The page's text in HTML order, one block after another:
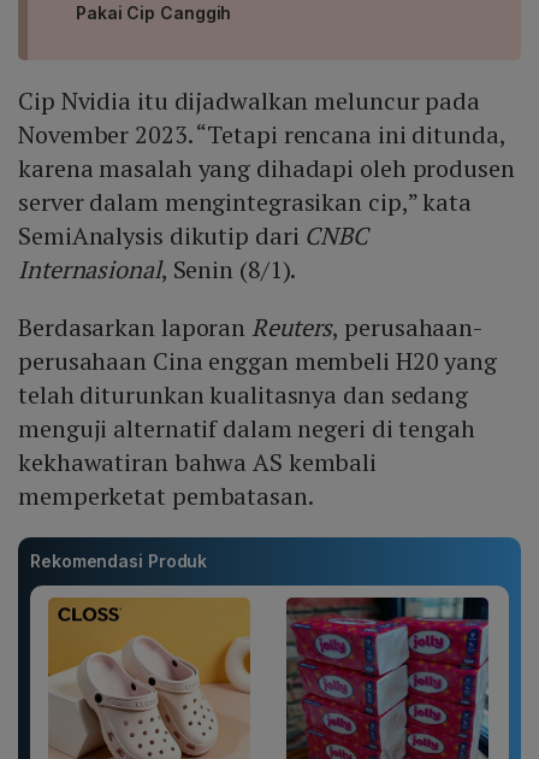
Pakai Cip Canggih
Cip Nvidia itu dijadwalkan meluncur pada
November 2023. “Tetapi rencana ini ditunda,
karena masalah yang dihadapi oleh produsen
server dalam mengintegrasikan cip,” kata
SemiAnalysis dikutip dari CNBC
Internasional, Senin (8/1).
Berdasarkan laporan Reuters, perusahaan-
perusahaan Cina enggan membeli H20 yang
telah diturunkan kualitasnya dan sedang
menguji alternatif dalam negeri di tengah
kekhawatiran bahwa AS kembali
memperketat pembatasan.
Rekomendasi Produk